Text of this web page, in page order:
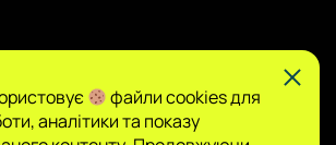
Radar мають інформаційний характер.
особистою позицією, редакція не
та не несе відповідальності
файли cookies для
аналітики та показу